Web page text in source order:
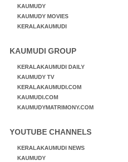
KAUMUDY
KAUMUDY MOVIES
KERALAKAUMUDI
KAUMUDI GROUP
KERALAKAUMUDI DAILY
KAUMUDY TV
KERALAKAUMUDI.COM
KAUMUDI.COM
KAUMUDYMATRIMONY.COM
YOUTUBE CHANNELS
KERALAKAUMUDI NEWS
KAUMUDY